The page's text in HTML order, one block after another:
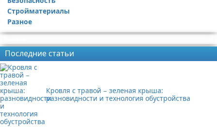
Стройматериалы
Разное
Последние статьи
Кровля с травой − зеленая крыша:
разновидности и технология обустройства